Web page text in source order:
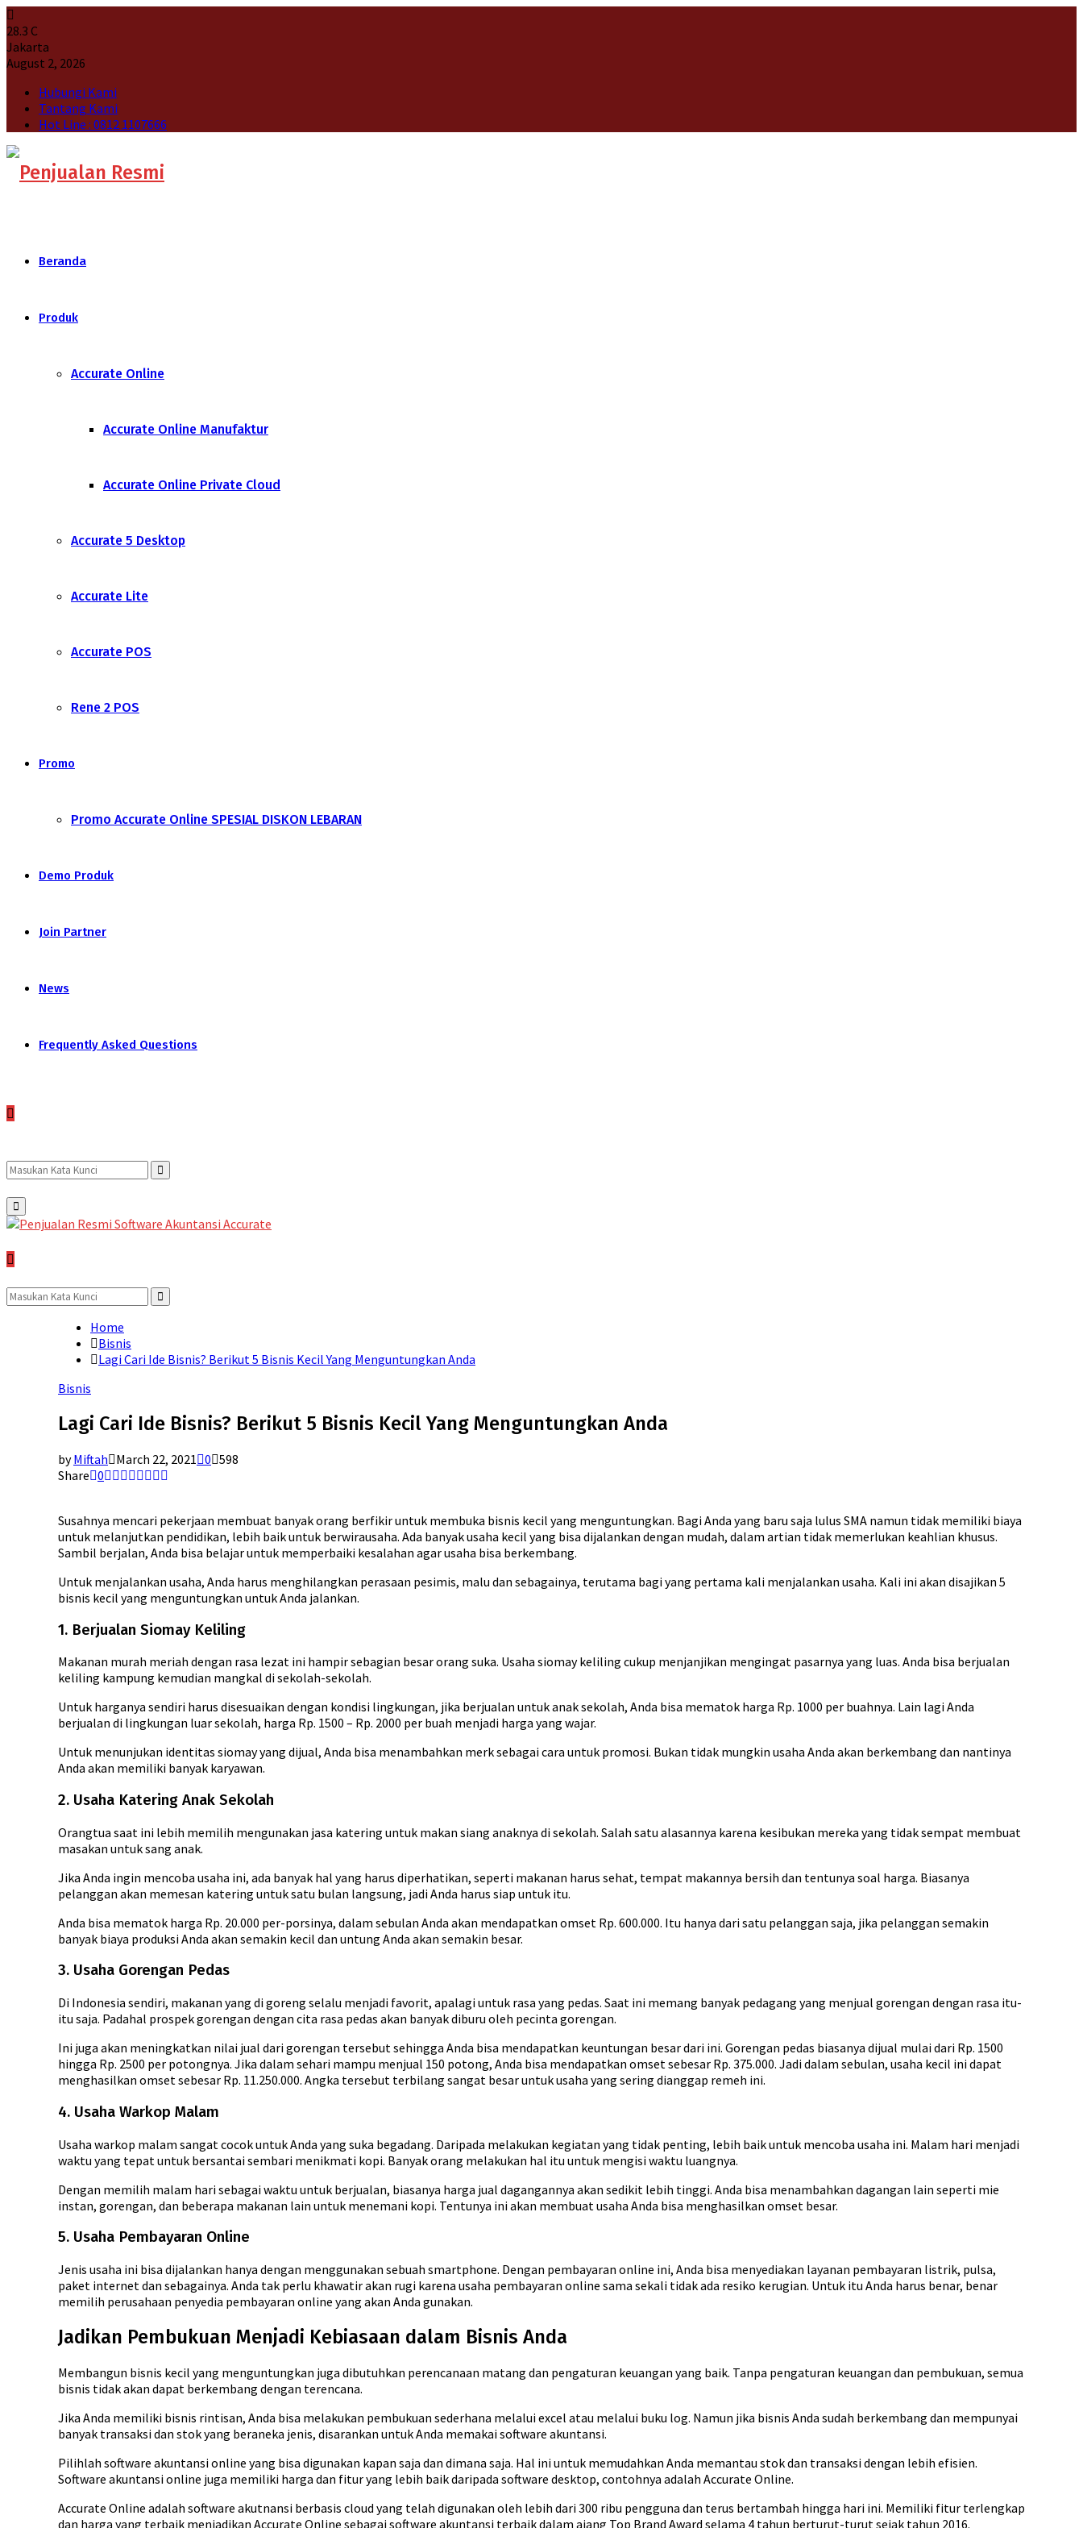
28.3 C
Jakarta
August 2, 2026
Hubungi Kami
Tantang Kami
Hot Line : 0812 1107666
Beranda
Produk
Accurate Online
Accurate Online Manufaktur
Accurate Online Private Cloud
Accurate 5 Desktop
Accurate Lite
Accurate POS
Rene 2 POS
Promo
Promo Accurate Online SPESIAL DISKON LEBARAN
Demo Produk
Join Partner
News
Frequently Asked Questions
Search
for:
Search
Primary
Menu
Search
for:
Search
Home
Bisnis
Lagi Cari Ide Bisnis? Berikut 5 Bisnis Kecil Yang Menguntungkan Anda
Bisnis
Lagi Cari Ide Bisnis? Berikut 5 Bisnis Kecil Yang Menguntungkan Anda
byMiftah March 22, 2021 0 598
Share 0
Susahnya mencari pekerjaan membuat banyak orang berfikir untuk membuka bisnis kecil yang menguntungkan. Bagi Anda yang baru saja lulus SMA namun tidak memiliki biaya
untuk melanjutkan pendidikan, lebih baik untuk berwirausaha. Ada banyak usaha kecil yang bisa dijalankan dengan mudah, dalam artian tidak memerlukan keahlian khusus.
Sambil berjalan, Anda bisa belajar untuk memperbaiki kesalahan agar usaha bisa berkembang.
Untuk menjalankan usaha, Anda harus menghilangkan perasaan pesimis, malu dan sebagainya, terutama bagi yang pertama kali menjalankan usaha. Kali ini akan disajikan 5
bisnis kecil yang menguntungkan untuk Anda jalankan.
1. Berjualan Siomay Keliling
Makanan murah meriah dengan rasa lezat ini hampir sebagian besar orang suka. Usaha siomay keliling cukup menjanjikan mengingat pasarnya yang luas. Anda bisa berjualan
keliling kampung kemudian mangkal di sekolah-sekolah.
Untuk harganya sendiri harus disesuaikan dengan kondisi lingkungan, jika berjualan untuk anak sekolah, Anda bisa mematok harga Rp. 1000 per buahnya. Lain lagi Anda
berjualan di lingkungan luar sekolah, harga Rp. 1500 – Rp. 2000 per buah menjadi harga yang wajar.
Untuk menunjukan identitas siomay yang dijual, Anda bisa menambahkan merk sebagai cara untuk promosi. Bukan tidak mungkin usaha Anda akan berkembang dan nantinya
Anda akan memiliki banyak karyawan.
2. Usaha Katering Anak Sekolah
Orangtua saat ini lebih memilih mengunakan jasa katering untuk makan siang anaknya di sekolah. Salah satu alasannya karena kesibukan mereka yang tidak sempat membuat
masakan untuk sang anak.
Jika Anda ingin mencoba usaha ini, ada banyak hal yang harus diperhatikan, seperti makanan harus sehat, tempat makannya bersih dan tentunya soal harga. Biasanya
pelanggan akan memesan katering untuk satu bulan langsung, jadi Anda harus siap untuk itu.
Anda bisa mematok harga Rp. 20.000 per-porsinya, dalam sebulan Anda akan mendapatkan omset Rp. 600.000. Itu hanya dari satu pelanggan saja, jika pelanggan semakin
banyak biaya produksi Anda akan semakin kecil dan untung Anda akan semakin besar.
3. Usaha Gorengan Pedas
Di Indonesia sendiri, makanan yang di goreng selalu menjadi favorit, apalagi untuk rasa yang pedas. Saat ini memang banyak pedagang yang menjual gorengan dengan rasa itu-
itu saja. Padahal prospek gorengan dengan cita rasa pedas akan banyak diburu oleh pecinta gorengan.
Ini juga akan meningkatkan nilai jual dari gorengan tersebut sehingga Anda bisa mendapatkan keuntungan besar dari ini. Gorengan pedas biasanya dijual mulai dari Rp. 1500
hingga Rp. 2500 per potongnya. Jika dalam sehari mampu menjual 150 potong, Anda bisa mendapatkan omset sebesar Rp. 375.000. Jadi dalam sebulan, usaha kecil ini dapat
menghasilkan omset sebesar Rp. 11.250.000. Angka tersebut terbilang sangat besar untuk usaha yang sering dianggap remeh ini.
4. Usaha Warkop Malam
Usaha warkop malam sangat cocok untuk Anda yang suka begadang. Daripada melakukan kegiatan yang tidak penting, lebih baik untuk mencoba usaha ini. Malam hari menjadi
waktu yang tepat untuk bersantai sembari menikmati kopi. Banyak orang melakukan hal itu untuk mengisi waktu luangnya.
Dengan memilih malam hari sebagai waktu untuk berjualan, biasanya harga jual dagangannya akan sedikit lebih tinggi. Anda bisa menambahkan dagangan lain seperti mie
instan, gorengan, dan beberapa makanan lain untuk menemani kopi. Tentunya ini akan membuat usaha Anda bisa menghasilkan omset besar.
5. Usaha Pembayaran Online
Jenis usaha ini bisa dijalankan hanya dengan menggunakan sebuah smartphone. Dengan pembayaran online ini, Anda bisa menyediakan layanan pembayaran listrik, pulsa,
paket internet dan sebagainya. Anda tak perlu khawatir akan rugi karena usaha pembayaran online sama sekali tidak ada resiko kerugian. Untuk itu Anda harus benar, benar
memilih perusahaan penyedia pembayaran online yang akan Anda gunakan.
Jadikan Pembukuan Menjadi Kebiasaan dalam Bisnis Anda
Membangun bisnis kecil yang menguntungkan juga dibutuhkan perencanaan matang dan pengaturan keuangan yang baik. Tanpa pengaturan keuangan dan pembukuan, semua
bisnis tidak akan dapat berkembang dengan terencana.
Jika Anda memiliki bisnis rintisan, Anda bisa melakukan pembukuan sederhana melalui excel atau melalui buku log. Namun jika bisnis Anda sudah berkembang dan mempunyai
banyak transaksi dan stok yang beraneka jenis, disarankan untuk Anda memakai software akuntansi.
Pilihlah software akuntansi online yang bisa digunakan kapan saja dan dimana saja. Hal ini untuk memudahkan Anda memantau stok dan transaksi dengan lebih efisien.
Software akuntansi online juga memiliki harga dan fitur yang lebih baik daripada software desktop, contohnya adalah Accurate Online.
Accurate Online adalah software akutnansi berbasis cloud yang telah digunakan oleh lebih dari 300 ribu pengguna dan terus bertambah hingga hari ini. Memiliki fitur terlengkap
dan harga yang terbaik menjadikan Accurate Online sebagai software akuntansi terbaik dalam ajang Top Brand Award selama 4 tahun berturut-turut sejak tahun 2016.